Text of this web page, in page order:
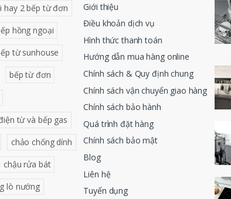
hay 2 bếp từ đơn
hồng ngoại
từ sunhouse
bếp từ đơn
từ và bếp gas
chảo chống dính
chậu rửa bát
lò nướng
Giới thiệu
Điều khoản dịch vụ
Hình thức thanh toán
Hướng dẫn mua hàng online
Chính sách & Quy định chung
Chính sách vận chuyển giao hàng
Chính sách bảo hành
Quá trình đặt hàng
Chính sách bảo mật
Blog
Liên hệ
Tuyển dụng